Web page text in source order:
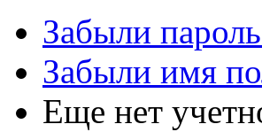
Забыли
Забыли имя
Еще нет